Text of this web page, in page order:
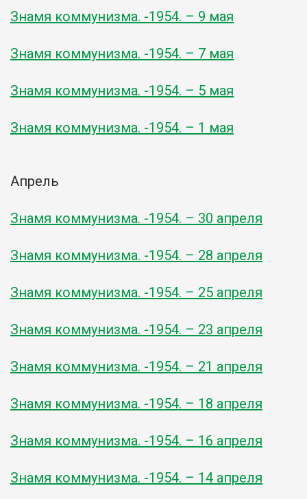
Знамя коммунизма. -1954. – 9 мая
Знамя коммунизма. -1954. – 7 мая
Знамя коммунизма. -1954. – 5 мая
Знамя коммунизма. -1954. – 1 мая
Апрель
Знамя коммунизма. -1954. – 30 апреля
Знамя коммунизма. -1954. – 28 апреля
Знамя коммунизма. -1954. – 25 апреля
Знамя коммунизма. -1954. – 23 апреля
Знамя коммунизма. -1954. – 21 апреля
Знамя коммунизма. -1954. – 18 апреля
Знамя коммунизма. -1954. – 16 апреля
Знамя коммунизма. -1954. – 14 апреля